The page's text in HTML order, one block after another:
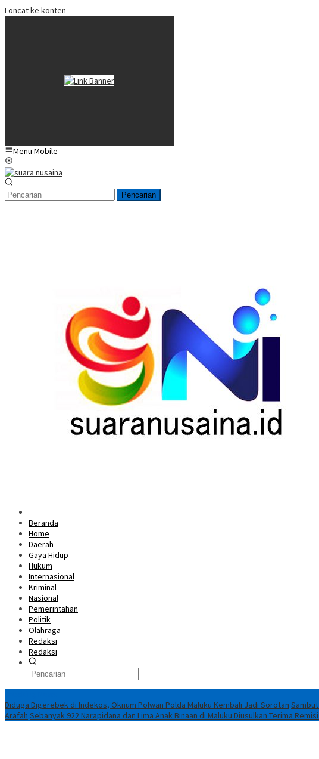
Loncat ke konten
Menu Mobile
Pencarian
Beranda
Home
Daerah
Gaya Hidup
Hukum
Internasional
Kriminal
Nasional
Pemerintahan
Politik
Olahraga
Redaksi
Redaksi
Diduga Digerebek di Indekos, Oknum Polwan Polda Maluku Kembali Jadi Sorotan
Arafah Sebanyak 922 Narapidana dan Lima Anak Binaan di Maluku Diusulkan Terima Remisi